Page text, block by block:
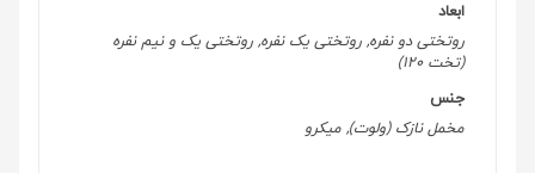
ابعاد
روتختی دو نفره, روتختی یک نفره, روتختی یک و نیم نفره
(تخت 120)
جنس
مخمل نازک (ولوت), میکرو